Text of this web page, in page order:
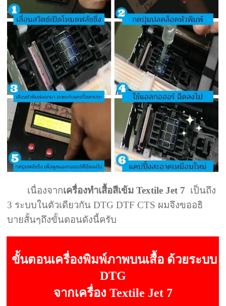
เนื่องจากเครื่องทำเสื้อสีเข้ม Textile Jet 7 เป็นถึง
3 ระบบในตัวเดียวกัน DTG DTF CTS ผมจึงขออธิ
บายสั้นๆถึงขั้นตอนดังนี้ครับ
ขั้นตอนเครื่องพิมพ์ภาพบนเสื้อ ด้วยระบบ
DTG
จากเครื่อง Textile Jet 7